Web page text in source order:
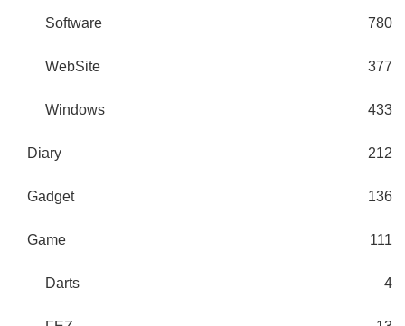
Software 780
WebSite 377
Windows 433
Diary 212
Gadget 136
Game 111
Darts 4